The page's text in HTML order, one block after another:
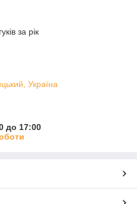
за рік
Україна
до 17:00